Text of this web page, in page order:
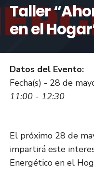
Taller
en el
Datos del Evento:
Fecha(s) - 28 de
11:00 - 12:30
El próximo 28 de
impartirá este
Energético en el